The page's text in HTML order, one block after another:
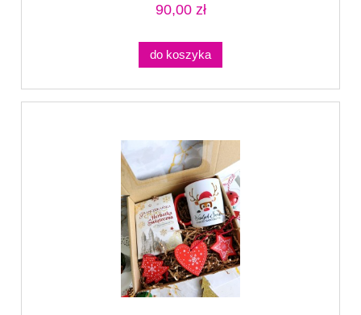
90,00 zł
do koszyka